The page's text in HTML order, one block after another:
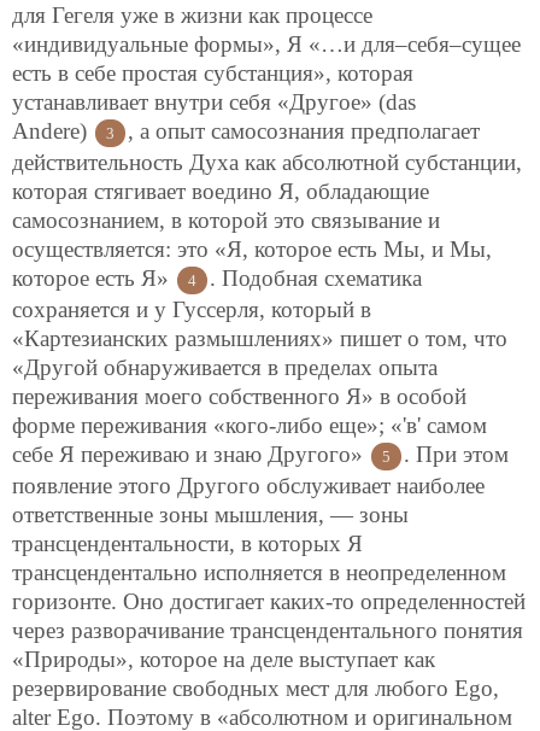
для Гегеля уже в жизни как процессе
«индивидуальные формы», Я «…и для–себя–сущее
есть в себе простая субстанция», которая
устанавливает внутри себя «Другое» (das
Andere)
3
, а опыт самосознания предполагает
действительность Духа как абсолютной субстанции,
которая стягивает воедино Я, обладающие
самосознанием, в которой это связывание и
осуществляется: это «Я, которое есть Мы, и Мы,
которое есть Я»
4
. Подобная схематика
сохраняется и у Гуссерля, который в
«Картезианских размышлениях» пишет о том, что
«Другой обнаруживается в пределах опыта
переживания моего собственного Я» в особой
форме переживания «кого-либо еще»; «'в' самом
себе Я переживаю и знаю Другого»
5
. При этом
появление этого Другого обслуживает наиболее
ответственные зоны мышления, — зоны
трансцендентальности, в которых Я
трансцендентально исполняется в неопределенном
горизонте. Оно достигает каких-то определенностей
через разворачивание трансцендентального понятия
«Природы», которое на деле выступает как
резервирование свободных мест для любого Ego,
alter Ego. Поэтому в «абсолютном и оригинальном